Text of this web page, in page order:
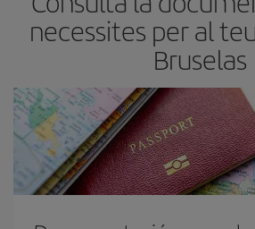
necessites per al
Bruselas